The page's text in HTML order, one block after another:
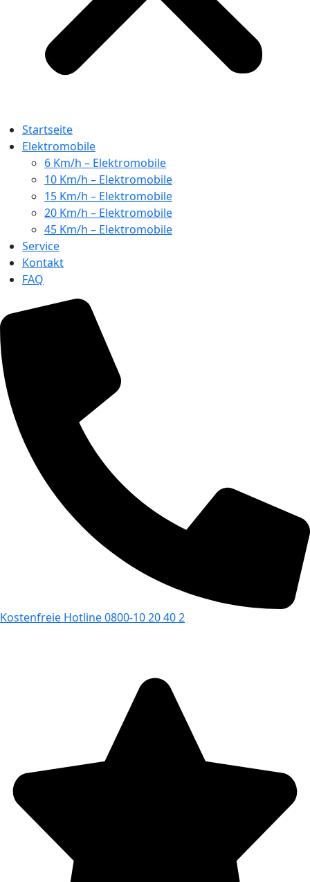
Startseite
Elektromobile
6 Km/h – Elektromobile
10 Km/h – Elektromobile
15 Km/h – Elektromobile
20 Km/h – Elektromobile
45 Km/h – Elektromobile
Service
Kontakt
FAQ
Kostenfreie Hotline 0800-10 20 40 2